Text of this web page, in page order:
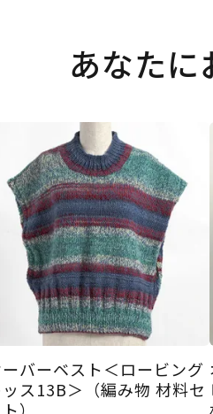
あなたに
バーベスト＜ロービング
ッス13B＞（編み物 材料セ
）